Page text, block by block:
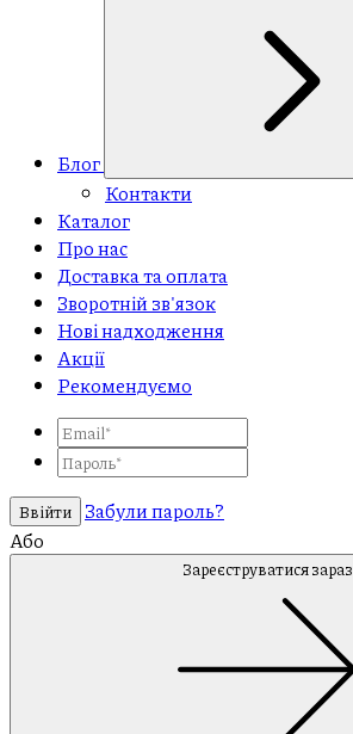
Блог
Контакти
Каталог
Про нас
Доставка та оплата
Зворотній зв'язок
Нові надходження
Акції
Рекомендуємо
Ввійти
Забули пароль?
Або
Зареєструватися зараз